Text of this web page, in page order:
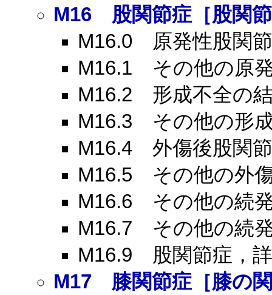
M16 股関節症［股関
M16.0 原発性股関
M16.1 その他の原
M16.2 形成不全の
M16.3 その他の形
M16.4 外傷後股関
M16.5 その他の外
M16.6 その他の続
M16.7 その他の続
M16.9 股関節症，
M17 膝関節症［膝の